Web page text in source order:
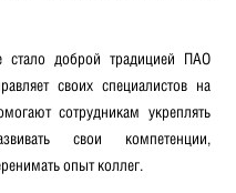
стало доброй традицией ПАО
своих специалистов на
сотрудникам укреплять
свои компетенции,
опыт коллег.